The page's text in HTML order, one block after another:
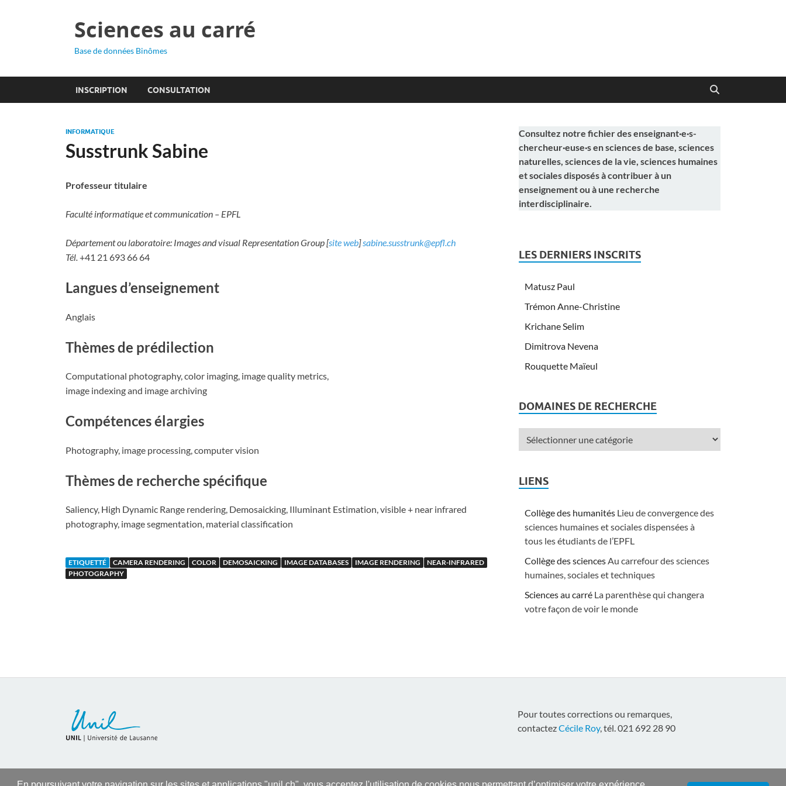
Sciences au carré
Base de données Binômes
INSCRIPTION CONSULTATION
INFORMATIQUE
Susstrunk Sabine
Professeur titulaire
Faculté informatique et communication – EPFL
Département ou laboratoire: Images and visual Representation Group [site web]sabine.susstrunk@epfl.ch
Tél.+41 21 693 66 64
Langues d’enseignement
Anglais
Thèmes de prédilection
Computational photography, color imaging, image quality metrics,
image indexing and image archiving
Compétences élargies
Photography, image processing, computer vision
Thèmes de recherche spécifique
Saliency, High Dynamic Range rendering, Demosaicking, Illuminant Estimation, visible + near infrared
photography, image segmentation, material classification
ETIQUETTÉ CAMERA RENDERING COLOR DEMOSAICKING IMAGE DATABASES IMAGE RENDERING
NEAR-INFRARED
PHOTOGRAPHY
Consultez notre fichier des enseignant·e·s-
chercheur·euse·s en sciences de base, sciences
naturelles, sciences de la vie, sciences humaines
et sociales disposés à contribuer à un
enseignement ou à une recherche
interdisciplinaire.
LES DERNIERS INSCRITS
Matusz Paul
Trémon Anne-Christine
Krichane Selim
Dimitrova Nevena
Rouquette Maïeul
DOMAINES DE RECHERCHE
LIENS
Collège des humanités Lieu de convergence des
sciences humaines et sociales dispensées à
tous les étudiants de l’EPFL
Collège des sciencesAu carrefour des sciences
humaines, sociales et techniques
Sciences au carré La parenthèse qui changera
votre façon de voir le monde
Pour toutes corrections ou remarques,
contactezCécile Roy, tél. 021 692 28 90